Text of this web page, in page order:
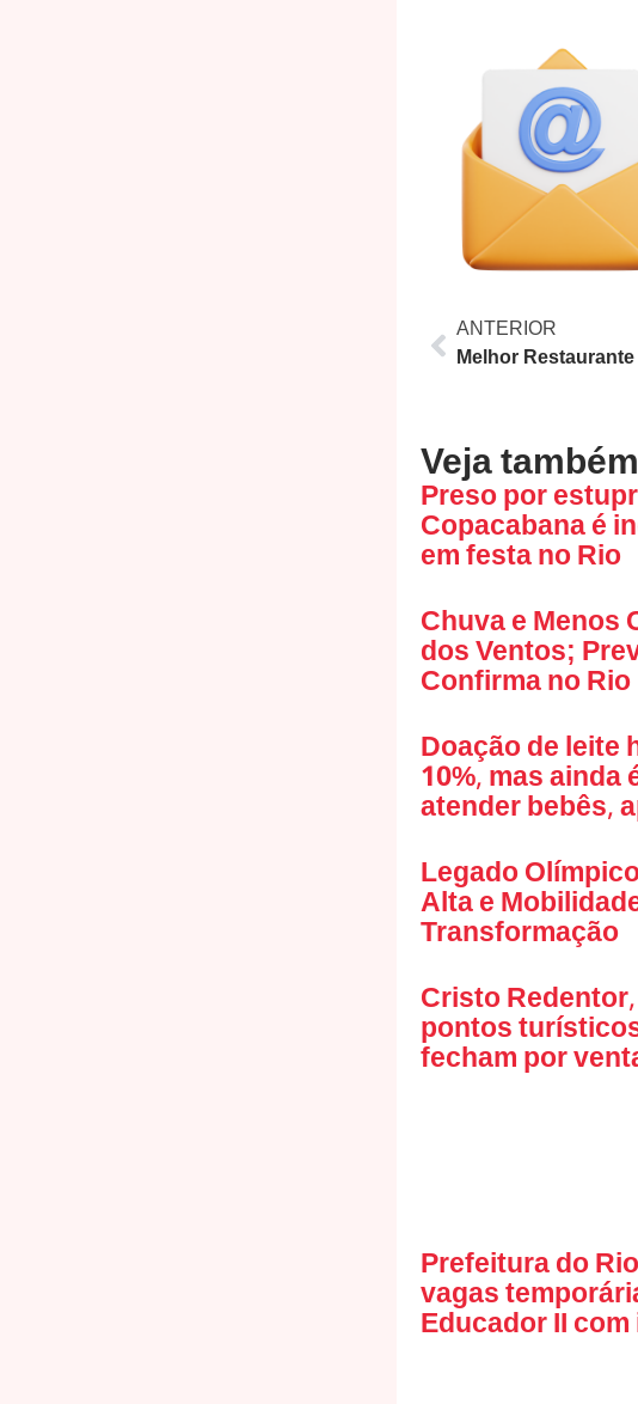
ANTERIOR
Veja
Preso por
Copacabana é
em festa no Rio
Chuva e Menos
dos Ventos;
Confirma no Rio
Doação de leite
10%, mas
atender bebês,
Legado
Alta e
Transformação
Cristo
pontos
fecham por
Prefeitura do
vagas
Educador II